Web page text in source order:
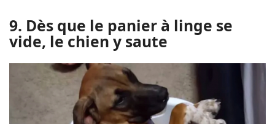
9. Dès que le panier à linge se
vide, le chien y saute